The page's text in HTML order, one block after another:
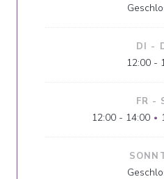
DI -
12:00 -
FR -
12:00 - 14:00 •